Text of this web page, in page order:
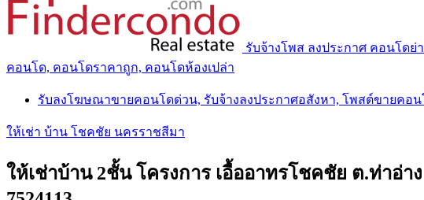
รับจ้างโพส ลงประกาศ คอนโด
คอนโด, คอนโดราคาถูก, คอนโดห้องเปล่า
รับลงโฆษณาขายคอนโดด่วน, รับจ้างลงประกาศอสังหา, โพสต์ขายคอน
ให้เช่า บ้าน โชคชัย นครราชสีมา
ให้เช่าบ้าน 2ชั้น โครงการ เอื้ออาทรโชคชัย ต.ท่าอ่